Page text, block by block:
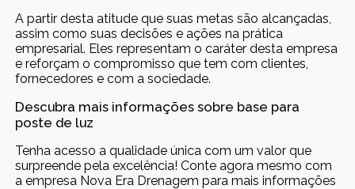
A partir desta atitude que suas metas são alcançadas,
assim como suas decisões e ações na prática
empresarial. Eles representam o caráter desta empresa
e reforçam o compromisso que tem com clientes,
fornecedores e com a sociedade.
Descubra mais informações sobre base para
poste de luz
Tenha acesso a qualidade única com um valor que
surpreende pela excelência! Conte agora mesmo com
a empresa Nova Era Drenagem para mais informações